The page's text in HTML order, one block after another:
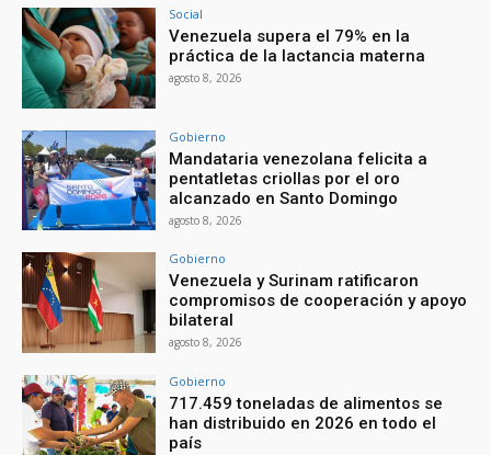
Social
Venezuela supera el 79% en la
práctica de la lactancia materna
agosto 8, 2026
Gobierno
Mandataria venezolana felicita a
pentatletas criollas por el oro
alcanzado en Santo Domingo
agosto 8, 2026
Gobierno
Venezuela y Surinam ratificaron
compromisos de cooperación y apoyo
bilateral
agosto 8, 2026
Gobierno
717.459 toneladas de alimentos se
han distribuido en 2026 en todo el
país